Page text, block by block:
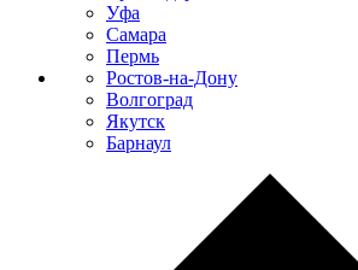
Уфа
Самара
Пермь
Ростов-на-Дону
Волгоград
Якутск
Барнаул